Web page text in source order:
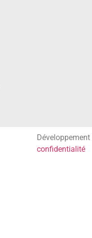
Développement
confidentialité